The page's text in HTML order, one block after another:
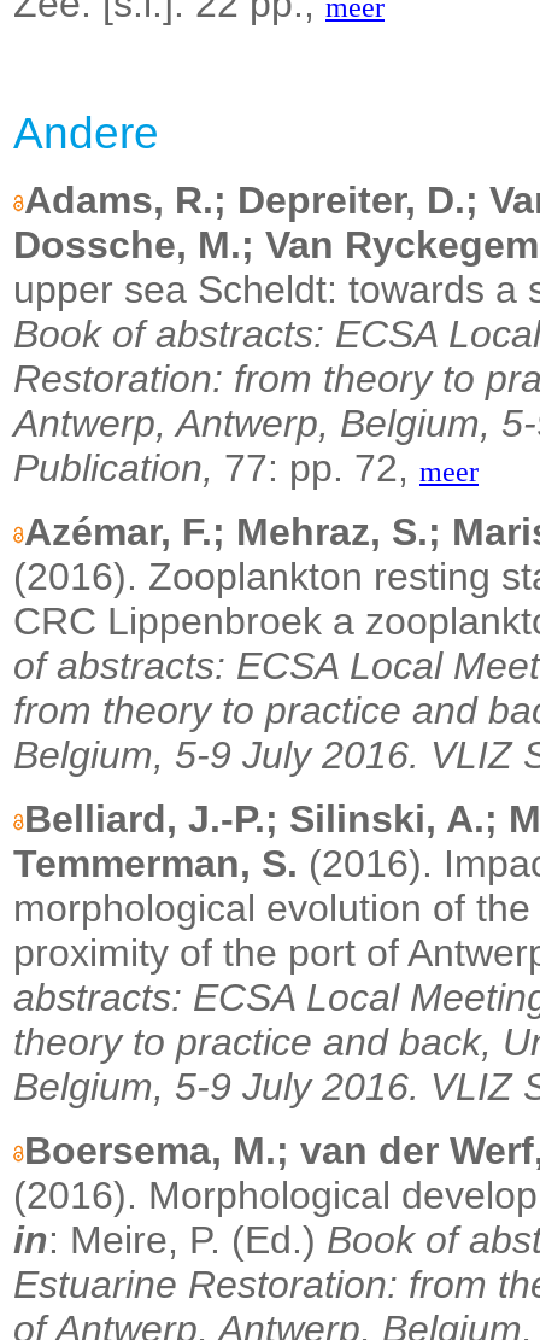
meer
Andere
Adams, R.; Depreiter, D.;
Dossche, M.; Van
upper sea Scheldt: towards
Book of abstracts: ECSA
Restoration: from theory to
Antwerp, Antwerp, Belgium,
Publication, 77: pp. 72, meer
Azémar, F.; Mehraz, S.;
(2016). Zooplankton resting
CRC Lippenbroek a
of abstracts: ECSA Local
from theory to practice and
Belgium, 5-9 July 2016. VLIZ
Belliard, J.-P.; Silinski, A.;
Temmerman, S. (2016).
morphological evolution of
proximity of the port of
abstracts: ECSA Local
theory to practice and back,
Belgium, 5-9 July 2016. VLIZ
Boersema, M.; van der
(2016). Morphological
in: Meire, P. (Ed.) Book of
Estuarine Restoration: from
of Antwerp, Antwerp,